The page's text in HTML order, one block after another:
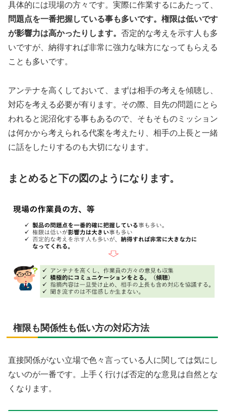
具体的には現場の方々です。実際に作業するにあたって、
問題点を一番把握している事も多いです。権限は低いです
が影響力は高かったりします。 否定的な考えを示す人も多
いですが、納得すれば非常に強力な味方になってもらえる
ことも多いです。
アンテナを高くしておいて、まずは相手の考えを傾聴し、
対応を考える必要が有ります。その際、目先の問題にとら
われると泥沼化する事もあるので、そもそものミッション
は何かから考えられる代案を考えたり、相手の上長と一緒
に話をしたりするのも大切になります。
まとめると下の図のようになります。
権限も関係性も低い方の対応方法
直接関係がない立場で色々言っている人に関しては気にし
ないのが一番です。上手く行けば否定的な意見は自然とな
くなります。